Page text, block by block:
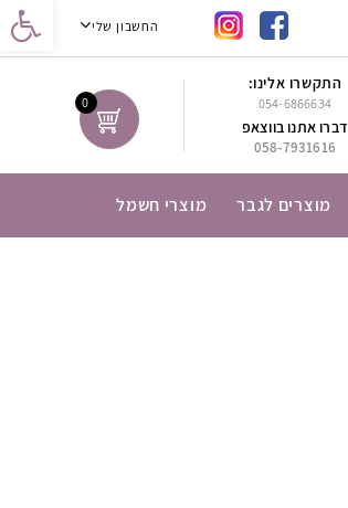
נגישות החשבון שלי
0
התקשרו אלינו:
054-6866634
דברו אתנו בווצאפ
058-7931616
מוצרים לגבר מוצרי חשמל